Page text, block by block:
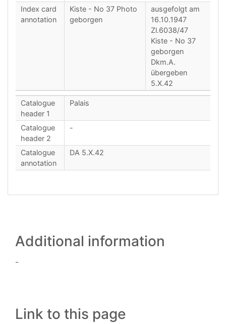
Index card
annotation
Kiste - No 37 Photo
geborgen
ausgefolgt am
16.10.1947
Zl.6038/47
Kiste - No 37
geborgen
Dkm.A.
übergeben
5.X.42
Catalogue
header 1
Palais
Catalogue
header 2
-
Catalogue
annotation
DA 5.X.42
Additional information
-
Link to this page